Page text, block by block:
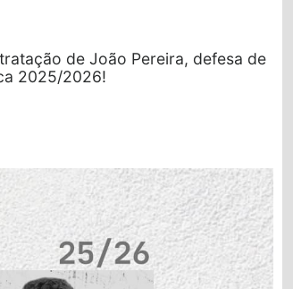
de João Pereira, defesa de
2025/2026!